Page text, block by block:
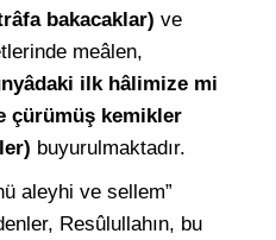
bakacaklar) ve
meâlen,
ilk hâlimize mi
çürümüş kemikler
buyurulmaktadır.
aleyhi ve sellem”
Resûlullahın, bu